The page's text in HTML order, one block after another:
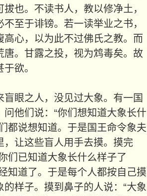
也。不读书人，教以修净土，
至于诽镑。若一读举业之书，
高心，以为此不过佛氏之教。而
唐。甘露之投，视为鸩毒矣。故
欲。
盲眼之人，没见过大象。有一国
问他们说：“你们想知道大象长什
都说想知道。于是国王命令象夫
，让这些盲人用手去摸。摸完
们已知道大象长什么样子了
知道了。于是每个人都按自己摸
的样子。摸到鼻子的人说：“大象